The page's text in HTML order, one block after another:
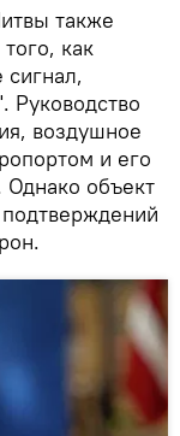
также
как
Руководство
воздушное
и его
объект